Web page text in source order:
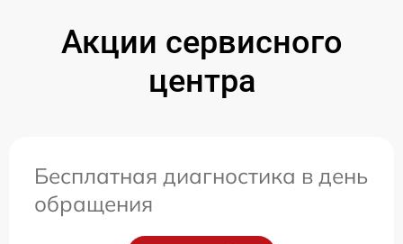
Акции сервисного
центра
Бесплатная диагностика в день
обращения